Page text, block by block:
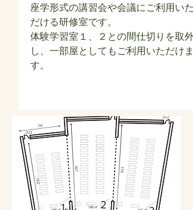
座学形式の講習会や会議にご利用いた
だける研修室です。
体験学習室１、２との間仕切りを取外
し、一部屋としてもご利用いただけま
す。